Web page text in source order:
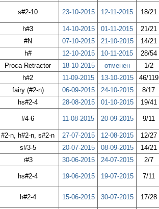
s#2-10 23-10-2015 12-11-2015 18/21
h#3 14-10-2015 01-11-2015 21/21
#N 07-10-2015 21-10-2015 14/21
h# 12-10-2015 10-11-2015 28/54
Proca Retractor 18-10-2015 отменен 1/2
h#2 11-09-2015 13-10-2015 46/119
fairy (#2-n) 06-09-2015 24-10-2015 8/17
hs#2-4 28-08-2015 01-10-2015 19/41
#4-6 11-08-2015 20-09-2015 9/11
#2-n, h#2-n, s#2-n 27-07-2015 12-08-2015 12/27
s#3-5 20-07-2015 08-09-2015 14/21
r#3 30-06-2015 24-07-2015 2/7
hs#2-4 19-06-2015 19-07-2015 7/11
h#2-4 15-06-2015 30-07-2015 17/28